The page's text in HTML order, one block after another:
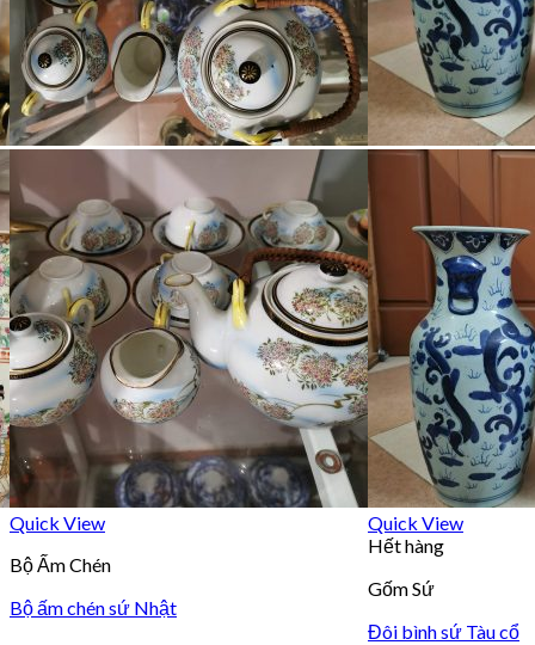
Quick View
Bộ Ấm Chén
Bộ ấm chén sứ Nhật
Quick View
Hết hàng
Gốm Sứ
Đôi bình sứ Tàu cổ